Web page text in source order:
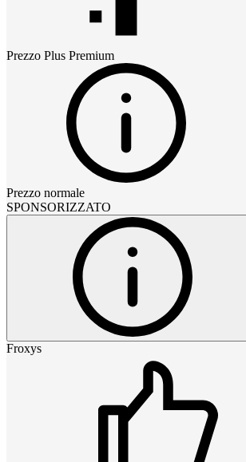
Prezzo Plus Premium
Prezzo normale
SPONSORIZZATO
Froxys